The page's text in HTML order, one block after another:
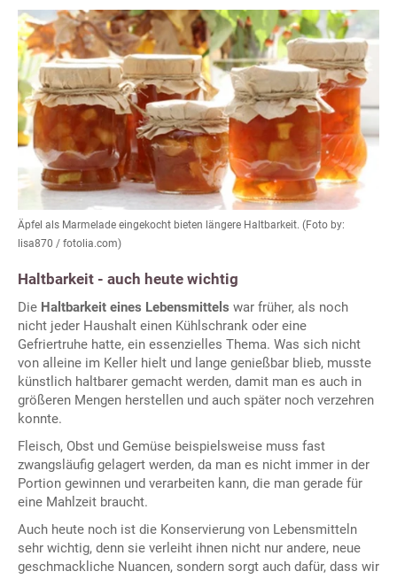
Äpfel als Marmelade eingekocht bieten längere Haltbarkeit. (Foto by:
lisa870 / fotolia.com)
Haltbarkeit - auch heute wichtig
Die Haltbarkeit eines Lebensmittels war früher, als noch
nicht jeder Haushalt einen Kühlschrank oder eine
Gefriertruhe hatte, ein essenzielles Thema. Was sich nicht
von alleine im Keller hielt und lange genießbar blieb, musste
künstlich haltbarer gemacht werden, damit man es auch in
größeren Mengen herstellen und auch später noch verzehren
konnte.
Fleisch, Obst und Gemüse beispielsweise muss fast
zwangsläufig gelagert werden, da man es nicht immer in der
Portion gewinnen und verarbeiten kann, die man gerade für
eine Mahlzeit braucht.
Auch heute noch ist die Konservierung von Lebensmitteln
sehr wichtig, denn sie verleiht ihnen nicht nur andere, neue
geschmackliche Nuancen, sondern sorgt auch dafür, dass wir